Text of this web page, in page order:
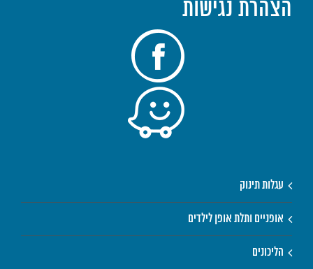
הצהרת נגישות
עגלות תינוק
אופניים ותלת אופן לילדים
הליכונים